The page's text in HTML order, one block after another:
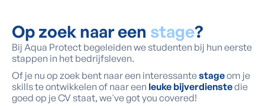
Op zoek naar een stage?
Bij Aqua Protect begeleiden we studenten bij hun eerste
stappen in het bedrijfsleven.
Of je nu op zoek bent naar een interessantestageom je
skills te ontwikkelen of naar een leuke bijverdienstedie
goed op je CV staat, we've got you covered!